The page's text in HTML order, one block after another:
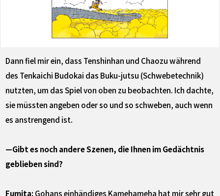
Dann fiel mir ein, dass Tenshinhan und Chaozu während
des Tenkaichi Budokai das Buku-jutsu (Schwebetechnik)
nutzten, um das Spiel von oben zu beobachten. Ich dachte,
sie müssten angeben oder so und so schweben, auch wenn
es anstrengend ist.
—Gibt es noch andere Szenen, die Ihnen im Gedächtnis
geblieben sind?
Fumita:Gohans einhändiges Kamehameha hat mir sehr gut